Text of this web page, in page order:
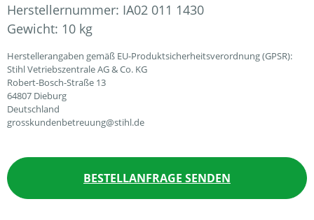
Herstellernummer: IA02 011 1430
Gewicht: 10 kg
Herstellerangaben gemäß EU-Produktsicherheitsverordnung (GPSR):
Stihl Vetriebszentrale AG & Co. KG
Robert-Bosch-Straße 13
64807 Dieburg
Deutschland
grosskundenbetreuung@stihl.de
BESTELLANFRAGE SENDEN